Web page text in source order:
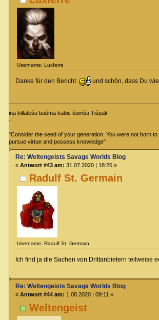
Username: Luxferre
Danke für den Bericht und schön, dass Du
ina killatēšu bašma kabis šumšu Tišpak
-
"Consider the seed of your generation. You were not born
pursue virtue and possess knowledge"
Radulf St. Germain
Username: Radulf St. Germain
Re: Weltengeists Savage Worlds Blog
« Antwort #43 am: 31.07.2020 | 18:26 »
Ich find ja die Sachen von Drittanbietern teilweise
Weltengeist
Re: Weltengeists Savage Worlds Blog
« Antwort #44 am: 1.08.2020 | 09:11 »